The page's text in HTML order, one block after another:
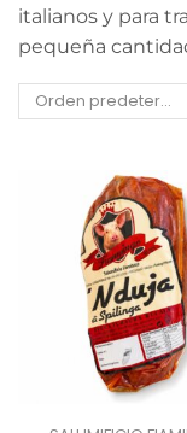
italianos y para
pequeña